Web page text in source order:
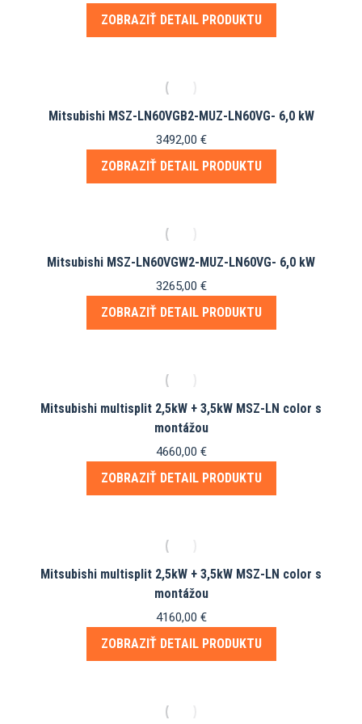
cena
cena
ZOBRAZIŤ DETAIL PRODUKTU
Mitsubishi MSZ-LN60VGB2-MUZ-LN60VG- 6,0 kW
3492,00 €
ZOBRAZIŤ DETAIL PRODUKTU
Mitsubishi MSZ-LN60VGW2-MUZ-LN60VG- 6,0 kW
3265,00 €
ZOBRAZIŤ DETAIL PRODUKTU
Mitsubishi multisplit 2,5kW + 3,5kW MSZ-LN color s
montážou
4660,00 €
ZOBRAZIŤ DETAIL PRODUKTU
Mitsubishi multisplit 2,5kW + 3,5kW MSZ-LN color s
montážou
4160,00 €
ZOBRAZIŤ DETAIL PRODUKTU